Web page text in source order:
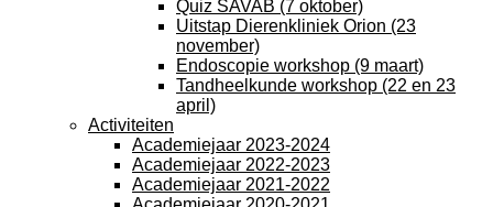
Quiz SAVAB (7 oktober)
Uitstap Dierenkliniek Orion (23
november)
Endoscopie workshop (9 maart)
Tandheelkunde workshop (22 en 23
april)
Activiteiten
Academiejaar 2023-2024
Academiejaar 2022-2023
Academiejaar 2021-2022